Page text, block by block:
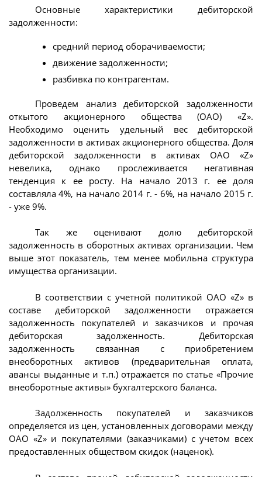
Основные характеристики дебиторской
задолженности:
средний период оборачиваемости;
движение задолженности;
разбивка по контрагентам.
Проведем анализ дебиторской задолженности
откытого акционерного общества (ОАО) «Z».
Необходимо оценить удельный вес дебиторской
задолженности в активах акционерного общества. Доля
дебиторской задолженности в активах ОАО «Z»
невелика, однако прослеживается негативная
тенденция к ее росту. На начало 2013 г. ее доля
составляла 4%, на начало 2014 г. - 6%, на начало 2015 г.
- уже 9%.
Так же оценивают долю дебиторской
задолженность в оборотных активах организации. Чем
выше этот показатель, тем менее мобильна структура
имущества организации.
В соответствии с учетной политикой ОАО «Z» в
составе дебиторской задолженности отражается
задолженность покупателей и заказчиков и прочая
дебиторская задолженность. Дебиторская
задолженность связанная с приобретением
внеоборотных активов (предварительная оплата,
авансы выданные и т.п.) отражается по статье «Прочие
внеоборотные активы» бухгалтерского баланса.
Задолженность покупателей и заказчиков
определяется из цен, установленных договорами между
ОАО «Z» и покупателями (заказчиками) с учетом всех
предоставленных обществом скидок (наценок).